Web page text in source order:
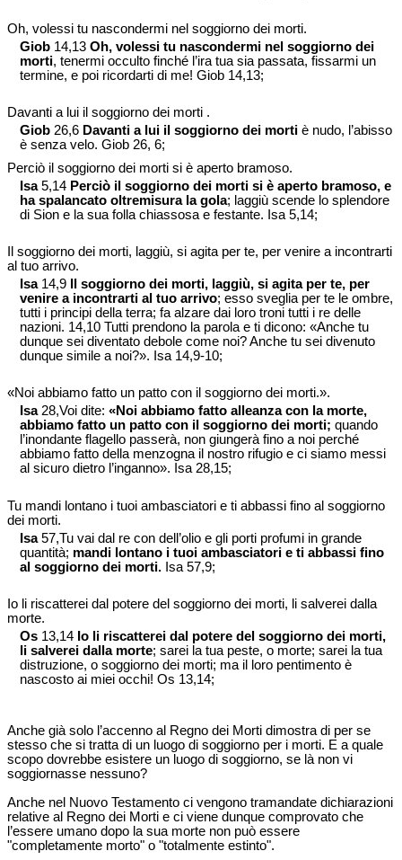
Oh, volessi tu nascondermi nel soggiorno dei morti.
Giob 14,13 Oh, volessi tu nascondermi nel soggiorno dei
morti, tenermi occulto finché l’ira tua sia passata, fissarmi un
termine, e poi ricordarti di me! Giob 14,13;
Davanti a lui il soggiorno dei morti .
Giob 26,6 Davanti a lui il soggiorno dei morti è nudo, l’abisso
è senza velo. Giob 26, 6;
Perciò il soggiorno dei morti si è aperto bramoso.
Isa5,14 Perciò il soggiorno dei morti si è aperto bramoso, e
ha spalancato oltremisura la gola; laggiù scende lo splendore
di Sion e la sua folla chiassosa e festante. Isa 5,14;
Il soggiorno dei morti, laggiù, si agita per te, per venire a incontrarti
al tuo arrivo.
Isa14,9
Il soggiorno dei morti, laggiù, si agita per te, per
venire a incontrarti al tuo arrivo; esso sveglia per te le ombre,
tutti i principi della terra; fa alzare dai loro troni tutti i re delle
nazioni. 14,10 Tutti prendono la parola e ti dicono: «Anche tu
dunque sei diventato debole come noi? Anche tu sei divenuto
dunque simile a noi?». Isa 14,9-10;
«Noi abbiamo fatto un patto con il soggiorno dei morti.».
Isa28,Voi dite: «Noi abbiamo fatto alleanza con la morte,
abbiamo fatto un patto con il soggiorno dei morti; quando
l’inondante flagello passerà, non giungerà fino a noi perché
abbiamo fatto della menzogna il nostro rifugio e ci siamo messi
al sicuro dietro l’inganno». Isa 28,15;
Tu mandi lontano i tuoi ambasciatori e ti abbassi fino al soggiorno
dei morti.
Isa57,Tu vai dal re con dell’olio e gli porti profumi in grande
quantità; mandi lontano i tuoi ambasciatori e ti abbassi fino
al soggiorno dei morti. Isa 57,9;
Io li riscatterei dal potere del soggiorno dei morti, li salverei dalla
morte.
Os 13,14 Io li riscatterei dal potere del soggiorno dei morti,
li salverei dalla morte; sarei la tua peste, o morte; sarei la tua
distruzione, o soggiorno dei morti; ma il loro pentimento è
nascosto ai miei occhi! Os 13,14;
Anche già solo l’accenno al Regno dei Morti dimostra di per se
stesso che si tratta di un luogo di soggiorno per i morti. E a quale
scopo dovrebbe esistere un luogo di soggiorno, se là non vi
soggiornasse nessuno?
Anche nel Nuovo Testamento ci vengono tramandate dichiarazioni
relative al Regno dei Morti e ci viene dunque comprovato che
l’essere umano dopo la sua morte non può essere
"completamente morto" o "totalmente estinto".